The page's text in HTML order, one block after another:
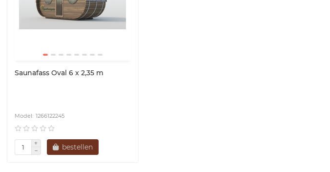
Saunafass Oval 6 x 2,35 m
1266122245
bestellen